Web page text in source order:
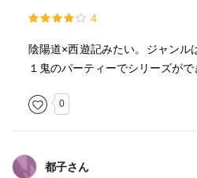
4
陰陽道×西遊記みたい。ジャンル
１鬼のパーティーでシリーズがで
0
都子さん